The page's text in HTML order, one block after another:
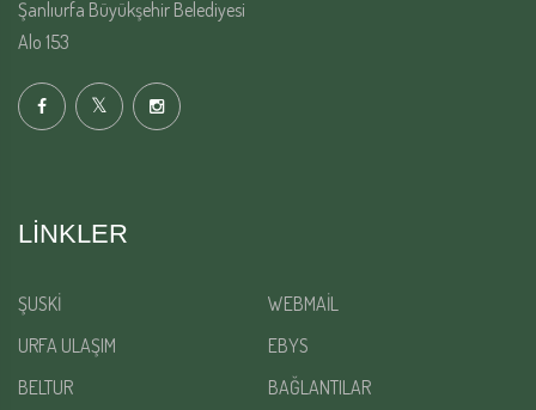
Şanlıurfa Büyükşehir Belediyesi
Alo 153
LINKLER
ŞUSKİ
WEBMAİL
URFA ULAŞIM
EBYS
BELTUR
BAĞLANTILAR